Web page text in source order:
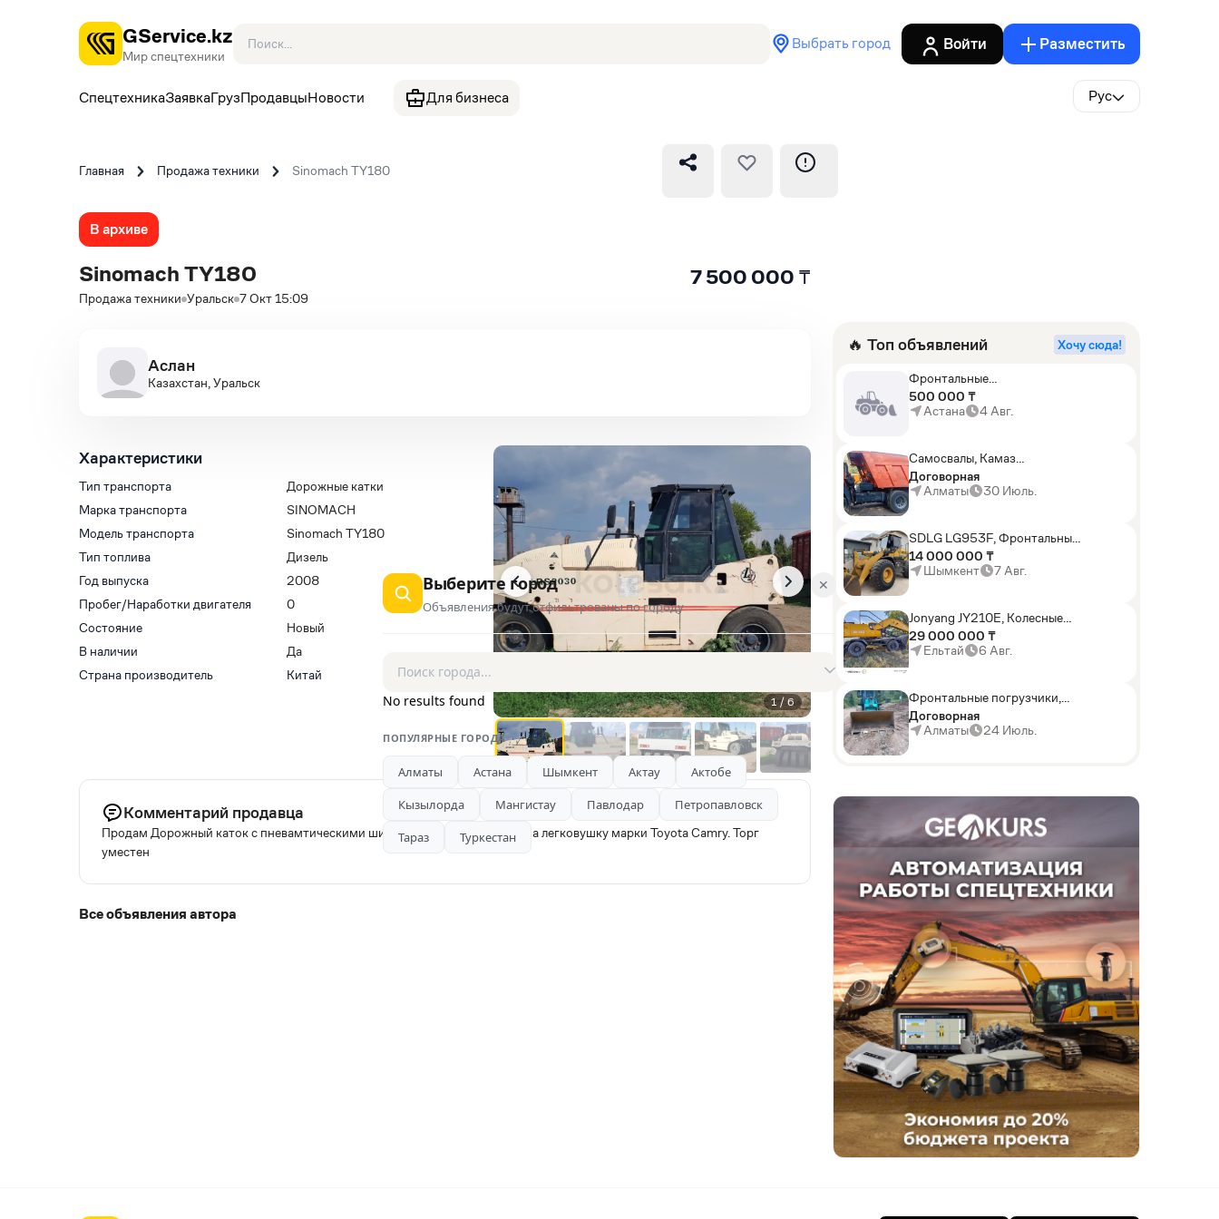
GService.kz
Мир спецтехники
Выбрать город Войти Разместить
СпецтехникаЗаявкаГрузПродавцыНовости Для бизнеса Рус
Главная Продажа техники Sinomach TY180
В архиве
Sinomach TY180
Продажа техники Уральск 7 Окт 15:09
7 500 000 ₸
Аслан
Казахстан, Уральск
Характеристики
Тип транспорта
Дорожные катки
Марка транспорта
SINOMACH
Модель транспорта
Sinomach TY180
Тип топлива
Дизель
Год выпуска
2008
Пробег/Наработки двигателя
0
Состояние
Новый
В наличии
Да
Страна производитель
Китай
1 / 6
AD
Комментарий продавца
Продам Дорожный каток с пневамтическими шинами LRS 2030. Обмен на легковушку марки Toyota Camry. Торг
уместен
Все объявления автора
🔥 Топ объявлений Хочу сюда!
Фронтальные
погрузчики,Экскаваторы-
погрузчики,Мини-
погрузчики,Горные
500 000 ₸
Астана
4 Авг.
Самосвалы, Камаз
АГП-29РТ (шасси
KАМАЗ-43114 6x6)
Договорная
Алматы
30 Июль.
SDLG LG953F, Фронтальные
погрузчики
14 000 000 ₸
Шымкент
7 Авг.
Jonyang JY210E, Колесные
экскаваторы
29 000 000 ₸
Ельтай
6 Авг.
Фронтальные погрузчики,
Sunward ZYJ 320
Договорная
Алматы
24 Июль.
✕
Выберите город
Объявления будут отфильтрованы по городу
No results found
ПОПУЛЯРНЫЕ ГОРОДА
Алматы Астана Шымкент Актау
Актобе
Кызылорда
Мангистау Павлодар
Петропавловск
Тараз
Туркестан